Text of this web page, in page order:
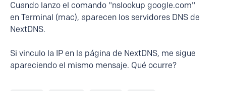
Cuando lanzo el comando "nslookup google.com"
en Terminal (mac), aparecen los servidores DNS de
NextDNS.
Si vinculo la IP en la página de NextDNS, me sigue
apareciendo el mismo mensaje. Qué ocurre?